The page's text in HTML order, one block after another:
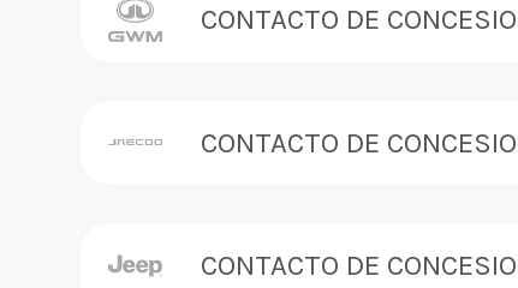
CONTACTO DE
CONTACTO DE
CONTACTO DE